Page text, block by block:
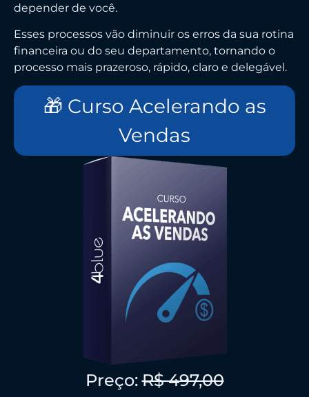
depender de você.
Esses processos vão diminuir os erros da sua rotina
financeira ou do seu departamento, tornando o
processo mais prazeroso, rápido, claro e delegável.
🎁 Curso Acelerando as
Vendas
Preço:R$ 497,00